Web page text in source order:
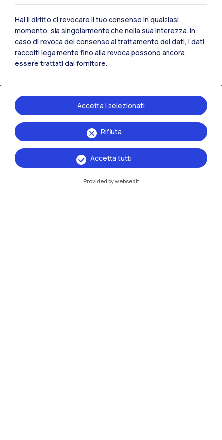
IT EN
Sedi
Milano Bovisa
Cremona
Lecco
Hai il diritto di revocare il tuo consenso in qualsiasi
momento, sia singolarmente che nella sua interezza. In
caso di revoca del consenso al trattamento dei dati, i dati
raccolti legalmente fino alla revoca possono ancora
essere trattati dal fornitore.
Rifiuta
Accetta i selezionati
Accetta tutti
Provided by websedit